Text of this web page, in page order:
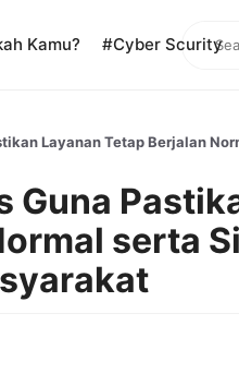
Search
Kamu? #Cyber Scurity
Layanan Tetap Berjalan
Guna
serta